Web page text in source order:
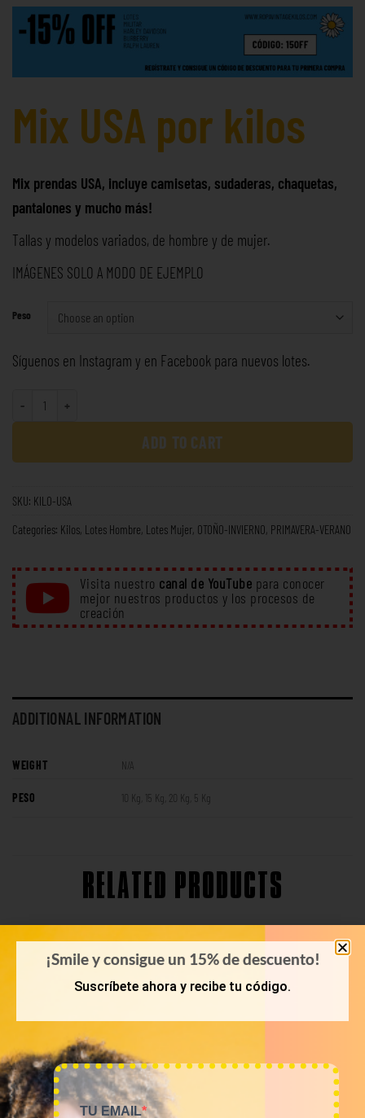
Mix USA por kilos
Mix prendas USA, incluye camisetas, sudaderas, chaquetas,
pantalones y mucho más!
Tallas y modelos variados, de hombre y de mujer.
IMÁGENES SOLO A MODO DE EJEMPLO
Peso
Síguenos en Instagram y en Facebook para nuevos lotes.
ADD TO CART
SKU: KILO-USA
Categories: Kilos, Lotes Hombre, Lotes Mujer, OTOÑO-INVIERNO, PRIMAVERA-VERANO
Visita nuestro canal de YouTube para conocer
mejor nuestros productos y los procesos de
creación
ADDITIONAL INFORMATION
WEIGHT N/A
PESO 10 Kg, 15 Kg, 20 Kg, 5 Kg
RELATED PRODUCTS
¡Smile y consigue un 15% de descuento!
Suscríbete ahora y recibe tu código.
TU EMAIL